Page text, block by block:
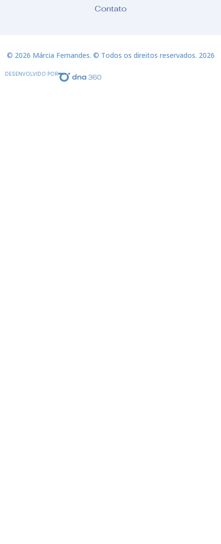
Contato
© 2026 Márcia Fernandes. © Todos os direitos reservados. 2026
DESENVOLVIDO POR